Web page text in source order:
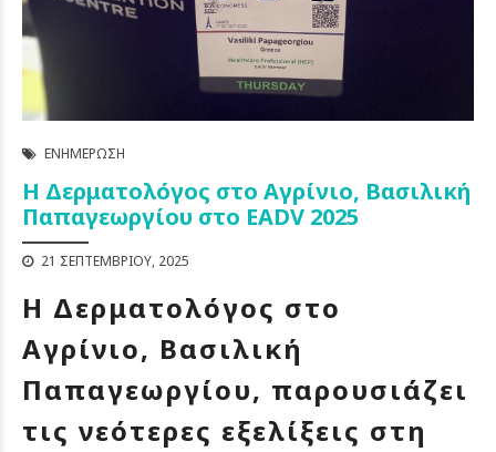
ΕΝΗΜΈΡΩΣΗ
Η Δερματολόγος στο Αγρίνιο, Βασιλική
Παπαγεωργίου στο EADV 2025
21 ΣΕΠΤΕΜΒΡΊΟΥ, 2025
Η Δερματολόγος στο
Αγρίνιο, Βασιλική
Παπαγεωργίου, παρουσιάζει
τις νεότερες εξελίξεις στη